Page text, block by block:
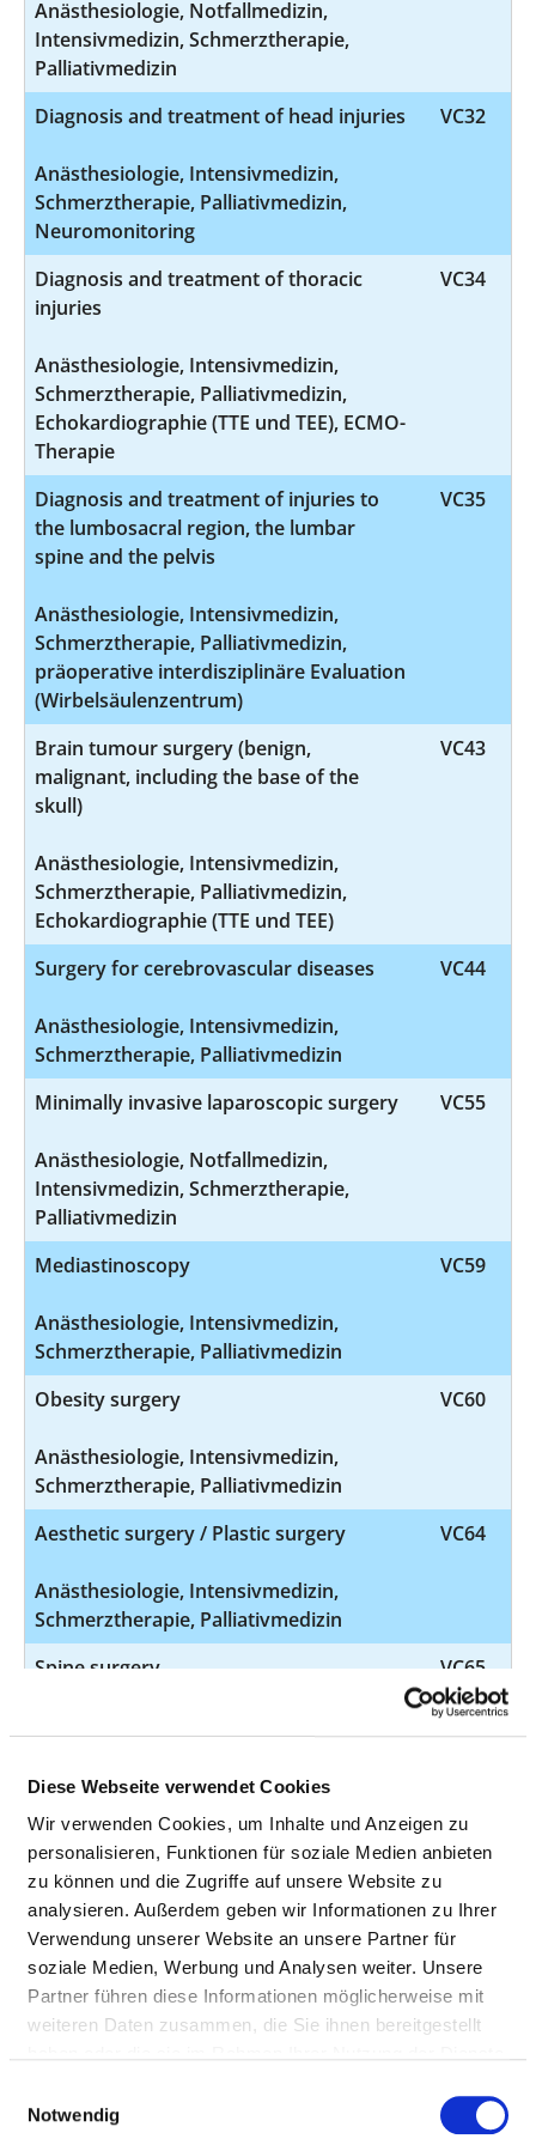
Diese Webseite verwendet Cookies
Wir verwenden Cookies, um Inhalte und Anzeigen zu
personalisieren, Funktionen für soziale Medien anbieten
zu können und die Zugriffe auf unsere Website zu
analysieren. Außerdem geben wir Informationen zu Ihrer
Verwendung unserer Website an unsere Partner für
soziale Medien, Werbung und Analysen weiter. Unsere
Partner führen diese Informationen möglicherweise mit
weiteren Daten zusammen, die Sie ihnen bereitgestellt
Notwendig
Anästhesiologie, Notfallmedizin,
Intensivmedizin, Schmerztherapie,
Palliativmedizin
Diagnosis and treatment of head injuries
Anästhesiologie, Intensivmedizin,
Schmerztherapie, Palliativmedizin,
Neuromonitoring
VC32
Diagnosis and treatment of thoracic
injuries
Anästhesiologie, Intensivmedizin,
Schmerztherapie, Palliativmedizin,
Echokardiographie (TTE und TEE), ECMO-
Therapie
VC34
Diagnosis and treatment of injuries to
the lumbosacral region, the lumbar
spine and the pelvis
Anästhesiologie, Intensivmedizin,
Schmerztherapie, Palliativmedizin,
präoperative interdisziplinäre Evaluation
(Wirbelsäulenzentrum)
VC35
Brain tumour surgery (benign,
malignant, including the base of the
skull)
Anästhesiologie, Intensivmedizin,
Schmerztherapie, Palliativmedizin,
Echokardiographie (TTE und TEE)
VC43
Surgery for cerebrovascular diseases
Anästhesiologie, Intensivmedizin,
Schmerztherapie, Palliativmedizin
VC44
Minimally invasive laparoscopic surgery
Anästhesiologie, Notfallmedizin,
Intensivmedizin, Schmerztherapie,
Palliativmedizin
VC55
Mediastinoscopy
Anästhesiologie, Intensivmedizin,
Schmerztherapie, Palliativmedizin
VC59
Obesity surgery
Anästhesiologie, Intensivmedizin,
Schmerztherapie, Palliativmedizin
VC60
Aesthetic surgery / Plastic surgery
Anästhesiologie, Intensivmedizin,
Schmerztherapie, Palliativmedizin
VC64
Spine surgery
Palliativmedizin, interdisziplinäre
präoperative Evaluation
(Wirbelsäulenzentrum)
VC65
Arthroscopic surgery
Anästhesiologie, Intensivmedizin,
Schmerztherapie, Palliativmedizin
VC66
Diagnosis and treatment of malignant
Anästhesiologie, Intensivmedizin,
VG01